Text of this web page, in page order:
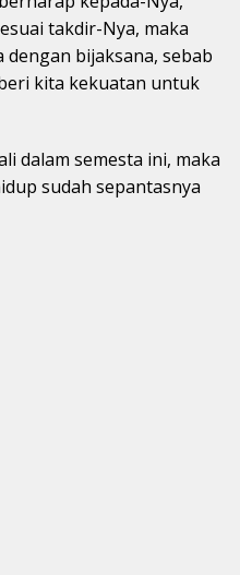
takdir-Nya, maka
bijaksana, sebab
kita kekuatan untuk
dalam semesta ini, maka
sudah sepantasnya